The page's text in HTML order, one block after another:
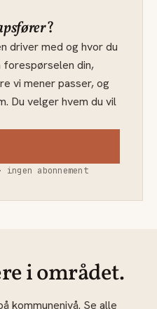
?
driver med og hvor du
forespørselen din,
vi mener passer, og
Du velger hvem du vil
abonnement
i området.
kommunenivå. Se alle